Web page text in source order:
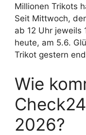
Millionen Trikots
Seit Mittwoch,
ab 12 Uhr jeweils
heute, am 5.6.
Trikot gestern
Wie
2026?